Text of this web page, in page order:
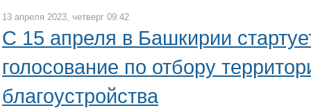
13 апреля 2023, четверг 09:42
С 15 апреля в Башкирии
голосование по отбору
благоустройства